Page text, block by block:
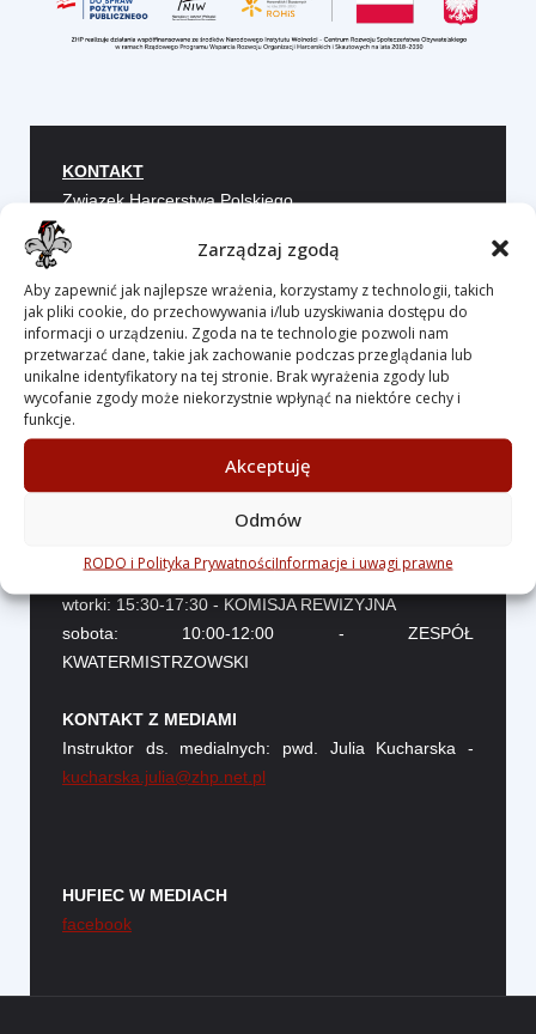
Zarządzaj zgodą
Aby zapewnić jak najlepsze wrażenia, korzystamy z technologii, takich
jak pliki cookie, do przechowywania i/lub uzyskiwania dostępu do
informacji o urządzeniu. Zgoda na te technologie pozwoli nam
przetwarzać dane, takie jak zachowanie podczas przeglądania lub
unikalne identyfikatory na tej stronie. Brak wyrażenia zgody lub
wycofanie zgody może niekorzystnie wpłynąć na niektóre cechy i
funkcje.
Akceptuję
Odmów
RODO i Polityka PrywatnościInformacje i uwagi prawne
KONTAKT
Związek Harcerstwa Polskiego
Chorągiew Śląska
HUFIEC BESKIDZKI im. hm. Józefa Drożdża
ul. Chopina 3 43-300 Bielsko-Biała
Numer rachunku bankowego mBank S.A. 21 1140
1010 0000 2559 2200 1001
e-mail:
poniedziałki: 15:30-17:30 - KOMENDA HUFCA
wtorki: 15:30-17:30 - KOMISJA REWIZYJNA
sobota: 10:00-12:00 - ZESPÓŁ
KWATERMISTRZOWSKI
KONTAKT Z MEDIAMI
Instruktor ds. medialnych: pwd. Julia Kucharska -
kucharska.julia@zhp.net.pl
HUFIEC W MEDIACH
facebook